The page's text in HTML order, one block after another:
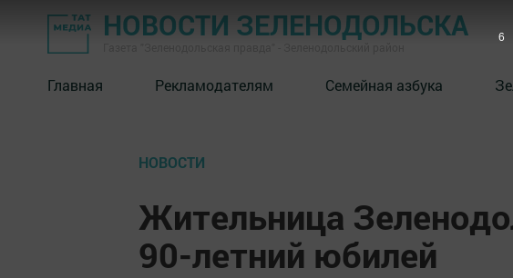
НОВОСТИ ЗЕЛЕНОДОЛЬСКА
Главная Рекламодателям Семейная азбука
НОВОСТИ
Жительница
90-летний юбилей
5